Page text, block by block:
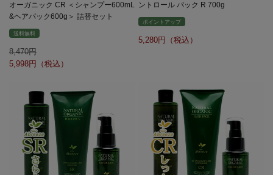
オーガニック CR ＜シャンプー600mL
&ヘアパック600g＞ 詰替セット
送料無料
8,470
5,998
ントロール パック R 700g
ポイントアップ
5,280